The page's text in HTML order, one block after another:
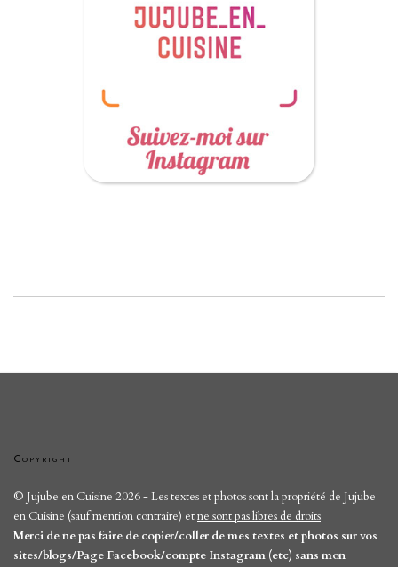
Copyright
© Jujube en Cuisine 2026 - Les textes et photos sont la propriété de Jujube
en Cuisine (sauf mention contraire) etne sont pas libres de droits.
Merci de ne pas faire de copier/coller de mes textes et photos sur vos
sites/blogs/Page Facebook/compte Instagram (etc) sans mon